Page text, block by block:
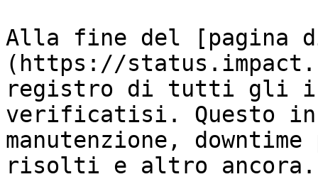
Alla fine del [pagina
(https://
registro di tutti gli
verificatisi. Questo
manutenzione,
risolti e altro ancora.